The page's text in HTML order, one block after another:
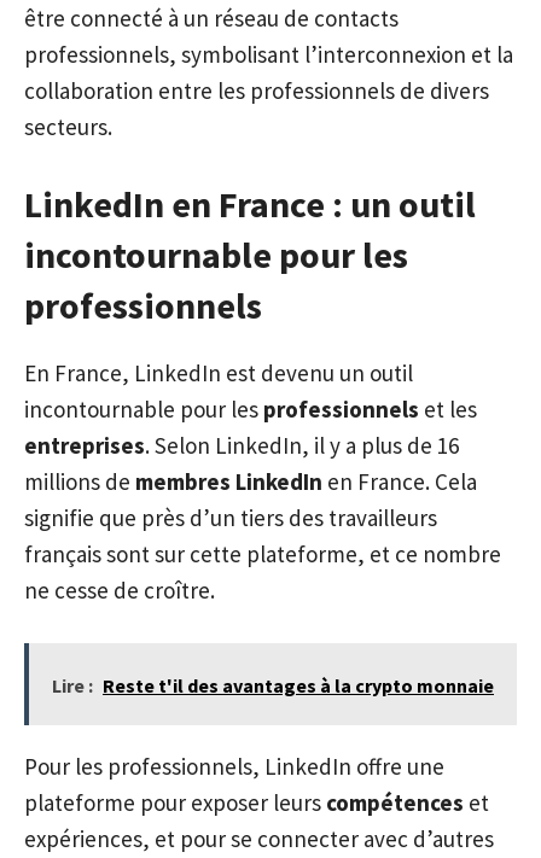
être connecté à un réseau de contacts
professionnels, symbolisant l’interconnexion et la
collaboration entre les professionnels de divers
secteurs.
LinkedIn en France : un outil
incontournable pour les
professionnels
En France, LinkedIn est devenu un outil
incontournable pour les professionnels et les
entreprises. Selon LinkedIn, il y a plus de 16
millions de membres LinkedIn en France. Cela
signifie que près d’un tiers des travailleurs
français sont sur cette plateforme, et ce nombre
ne cesse de croître.
Lire : Reste t'il des avantages à la crypto monnaie
Pour les professionnels, LinkedIn offre une
plateforme pour exposer leurs compétences et
expériences, et pour se connecter avec d’autres